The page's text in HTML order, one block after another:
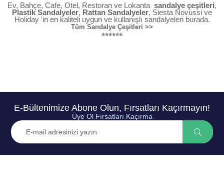
Ev, Bahçe, Cafe, Otel, Restoran ve Lokanta sandalye çeşitleri,
Plastik Sandalyeler, Rattan Sandalyeler, Siesta Novussi ve
Holiday 'in en kaliteli uygun ve kullanışlı sandalyeleri burada.
Tüm Sandalye Çeşitleri >>
******
E-Bültenimize Abone Olun, Fırsatları Kaçırmayın!
Üye Ol Fırsatları Kaçırma